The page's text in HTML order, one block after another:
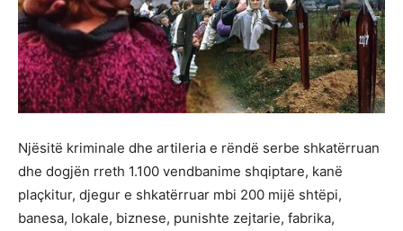
Njësitë kriminale dhe artileria e rëndë serbe shkatërruan
dhe dogjën rreth 1.100 vendbanime shqiptare, kanë
plaçkitur, djegur e shkatërruar mbi 200 mijë shtëpi,
banesa, lokale, biznese, punishte zejtarie, fabrika,